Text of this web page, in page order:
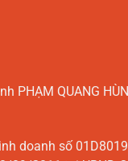
PHẠM QUANG
doanh số